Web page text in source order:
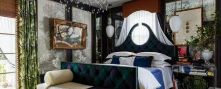
Hunian dan Tempat Kerja Anda
menulis Shubham Gupta Apr 11, 2023 01:26 pm
Apa ceritanya
Apapun gaya dekorasi rumah atau kantor Anda,